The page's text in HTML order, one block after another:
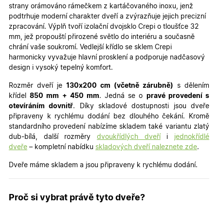
strany orámováno rámečkem z kartáčovaného inoxu, jenž
podtrhuje moderní charakter dveří a zvýrazňuje jejich precizní
zpracování. Výplň tvoří izolační dvojsklo Crepi o tloušťce 32
mm, jež propouští přirozené světlo do interiéru a současně
chrání vaše soukromí. Vedlejší křídlo se sklem Crepi
harmonicky vyvažuje hlavní prosklení a podporuje nadčasový
design i vysoký tepelný komfort.
Rozměr dveří je 130x200 cm (včetně zárubně) s dělením
křídel850 mm + 450 mm. Jedná se o pravé provedení s
otevíráním dovnitř. Díky skladové dostupnosti jsou dveře
připraveny k rychlému dodání bez dlouhého čekání. Kromě
standardního provedení nabízíme skladem také variantu zlatý
dub-bílá, další rozměry dvoukřídlých dveříi jednokřídlé
dveře – kompletní nabídku skladových dveří naleznete zde.
Dveře máme skladem a jsou připraveny k rychlému dodání.
Proč si vybrat právě tyto dveře?